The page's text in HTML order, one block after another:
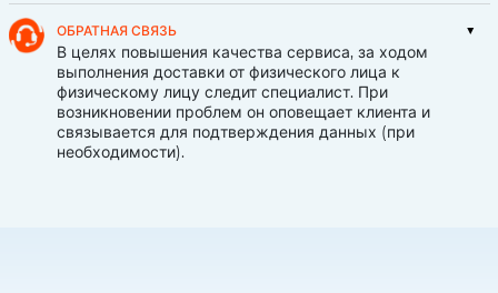
ОБРАТНАЯ СВЯЗЬ
В целях повышения качества сервиса, за ходом
выполнения доставки от физического лица к
физическому лицу следит специалист. При
возникновении проблем он оповещает клиента и
связывается для подтверждения данных (при
необходимости).